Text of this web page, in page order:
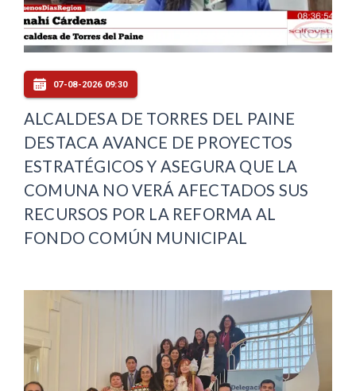
07-08-2026 09:30
ALCALDESA DE TORRES DEL PAINE
DESTACA AVANCE DE PROYECTOS
ESTRATÉGICOS Y ASEGURA QUE LA
COMUNA NO VERÁ AFECTADOS SUS
RECURSOS POR LA REFORMA AL
FONDO COMÚN MUNICIPAL